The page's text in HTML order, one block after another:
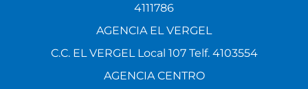
4111786
AGENCIA EL VERGEL
C.C. EL VERGEL Local 107 Telf. 4103554
AGENCIA CENTRO